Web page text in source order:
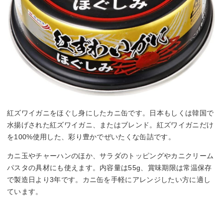
紅ズワイガニをほぐし身にしたカニ缶です。日本もしくは韓国で
水揚げされた紅ズワイガニ、またはブレンド。紅ズワイガニだけ
を100%使用した、彩り豊かでぜいたくな缶詰です。
カニ玉やチャーハンのほか、サラダのトッピングやカニクリーム
パスタの具材にも使えます。内容量は55g、賞味期限は常温保存
で製造日より3年です。カニ缶を手軽にアレンジしたい方に適し
ています。